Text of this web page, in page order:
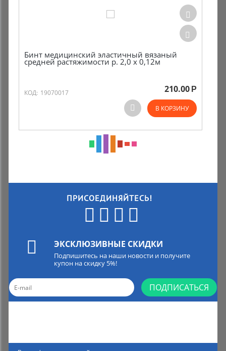
Бинт медицинский эластичный вязаный
средней растяжимости р. 2,0 х 0,12м
КОД: 19070017 210.00 Р
В КОРЗИНУ
ПРИСОЕДИНЯЙТЕСЬ!
ЭКСКЛЮЗИВНЫЕ СКИДКИ
Подпишитесь на наши новости и получите
купон на скидку 5%!
ПОДПИСАТЬСЯ